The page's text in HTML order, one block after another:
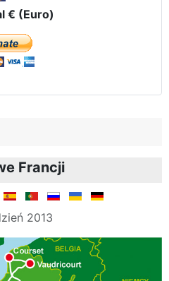
€ (Euro)
Francji
2013